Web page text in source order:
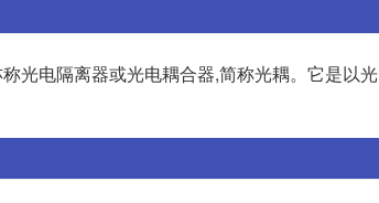
光电隔离器或光电耦合器,简称光耦。它是以光